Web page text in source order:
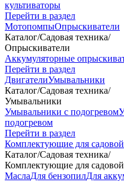
культиваторы
Перейти в раздел
МотопомпыОпрыскиватели
Каталог/Садовая техника/
Опрыскиватели
Аккумуляторные
Перейти в раздел
ДвигателиУмывальники
Каталог/Садовая техника/
Умывальники
Умывальники с подогревом
подогревом
Перейти в раздел
Комплектующие для
Каталог/Садовая техника/
Комплектующие для
МаслаДля бензопилДля